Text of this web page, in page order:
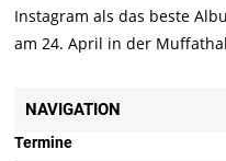
Instagram als das beste
am 24. April in der
NAVIGATION
Termine